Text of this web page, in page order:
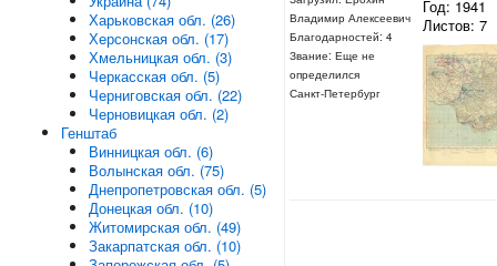
Владимир Алексеевич
Благодарностей: 4
Звание: Еще не
определился
Санкт-Петербург
Год: 1941
Листов: 7
Харьковская обл. (26)
Херсонская обл. (17)
Хмельницкая обл. (3)
Черкасская обл. (5)
Черниговская обл. (22)
Черновицкая обл. (2)
Генштаб
Винницкая обл. (6)
Волынская обл. (75)
Днепропетровская обл. (5)
Донецкая обл. (10)
Житомирская обл. (49)
Закарпатская обл. (10)